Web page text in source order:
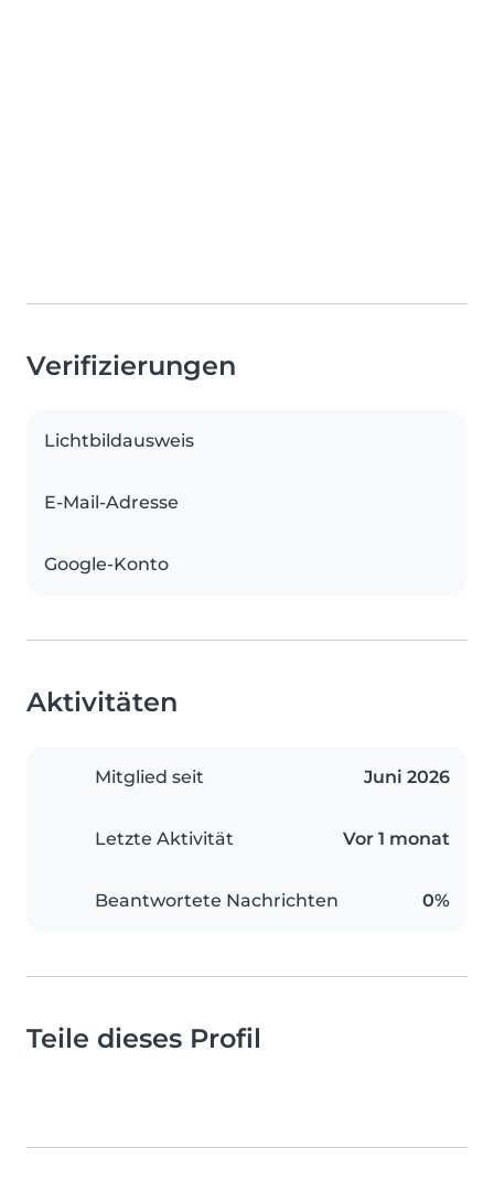
Verifizierungen
Lichtbildausweis
E-Mail-Adresse
Google-Konto
Aktivitäten
Mitglied seit Juni 2026
Letzte Aktivität Vor 1 monat
Beantwortete Nachrichten 0%
Teile dieses Profil